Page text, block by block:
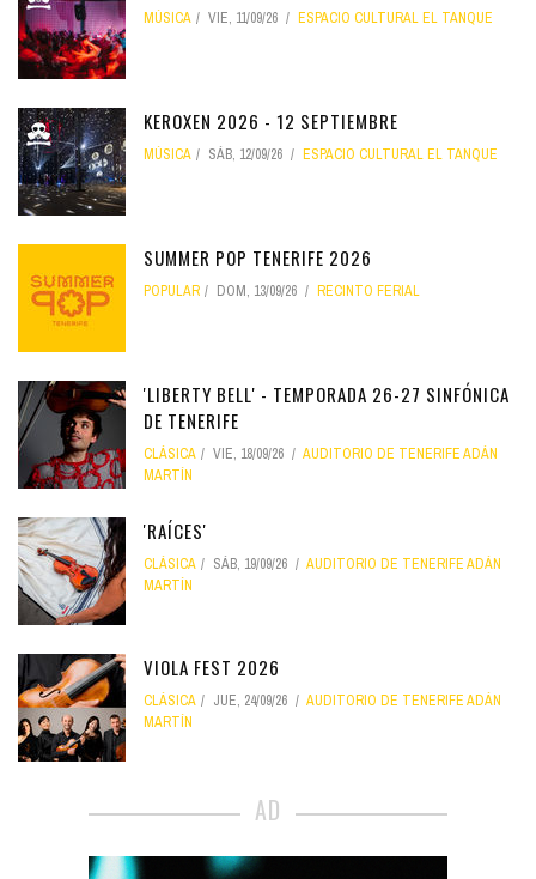
MÚSICA VIE, 11/09/26 ESPACIO CULTURAL EL TANQUE
KEROXEN 2026 - 12 SEPTIEMBRE
MÚSICA SÁB, 12/09/26 ESPACIO CULTURAL EL TANQUE
SUMMER POP TENERIFE 2026
POPULAR DOM, 13/09/26 RECINTO FERIAL
'LIBERTY BELL' - TEMPORADA 26-27 SINFÓNICA
DE TENERIFE
CLÁSICA VIE, 18/09/26
AUDITORIO DE TENERIFE ADÁN
MARTÍN
'RAÍCES'
CLÁSICA SÁB, 19/09/26
AUDITORIO DE TENERIFE ADÁN
MARTÍN
VIOLA FEST 2026
CLÁSICA JUE, 24/09/26
AUDITORIO DE TENERIFE ADÁN
MARTÍN
AD